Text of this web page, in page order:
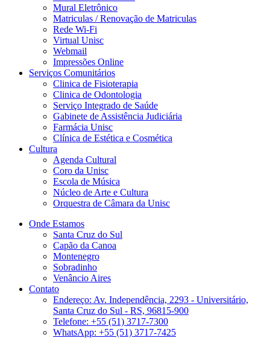
Mural Eletrônico
Matriculas / Renovação de Matriculas
Rede Wi-Fi
Virtual Unisc
Webmail
Impressões Online
Serviços Comunitários
Clinica de Fisioterapia
Clinica de Odontologia
Serviço Integrado de Saúde
Gabinete de Assistência Judiciária
Farmácia Unisc
Clínica de Estética e Cosmética
Cultura
Agenda Cultural
Coro da Unisc
Escola de Música
Núcleo de Arte e Cultura
Orquestra de Câmara da Unisc
Onde Estamos
Santa Cruz do Sul
Capão da Canoa
Montenegro
Sobradinho
Venâncio Aires
Contato
Endereço: Av. Independência, 2293 - Universitário,
Santa Cruz do Sul - RS, 96815-900
Telefone: +55 (51) 3717-7300
WhatsApp: +55 (51) 3717-7425